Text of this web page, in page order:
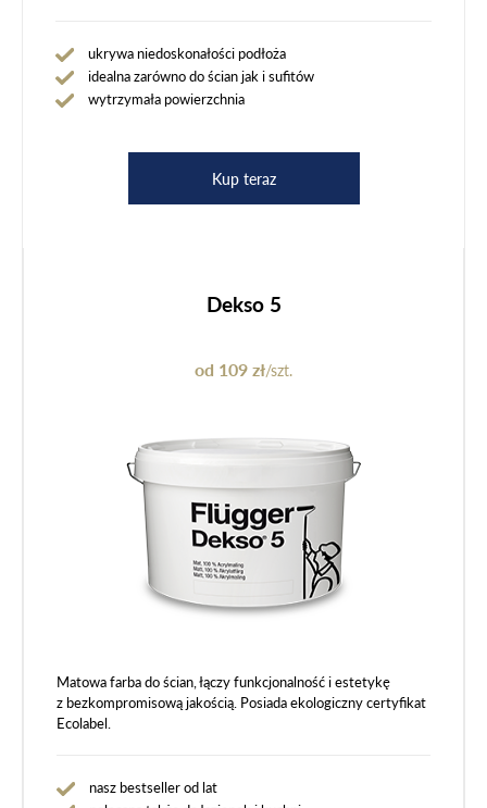
ukrywa niedoskonałości podłoża
idealna zarówno do ścian jak i sufitów
wytrzymała powierzchnia
Kup teraz
Dekso 5
od 109 zł/szt.
Matowa farba do ścian, łączy funkcjonalność i estetykę
z bezkompromisową jakością. Posiada ekologiczny certyfikat
Ecolabel.
nasz bestseller od lat